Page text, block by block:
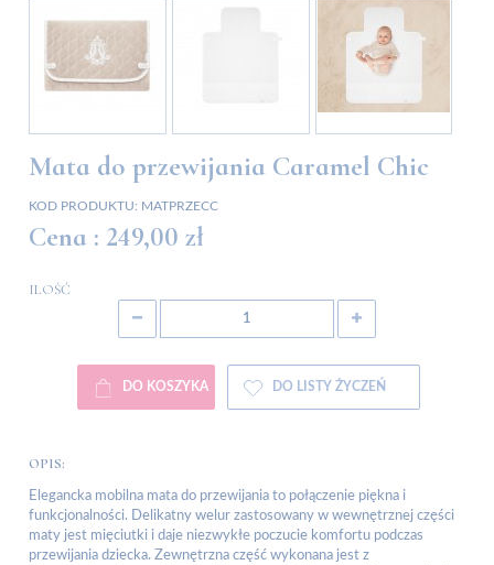
Mata do przewijania Caramel Chic
KOD PRODUKTU: MATPRZECC
Cena : 249,00 zł
ILOŚĆ
DO KOSZYKA DO LISTY ŻYCZEŃ
OPIS:
Elegancka mobilna mata do przewijania to połączenie piękna i
funkcjonalności. Delikatny welur zastosowany w wewnętrznej części
maty jest mięciutki i daje niezwykłe poczucie komfortu podczas
przewijania dziecka. Zewnętrzna część wykonana jest z